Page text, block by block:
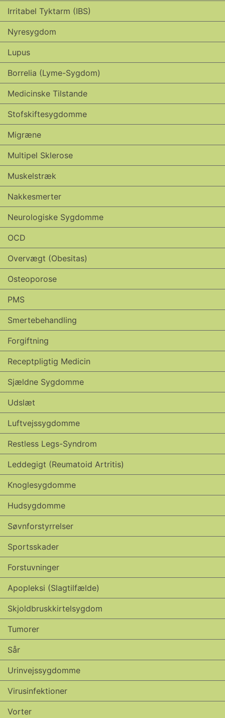
Irritabel Tyktarm (IBS)
Nyresygdom
Lupus
Borrelia (Lyme-Sygdom)
Medicinske Tilstande
Stofskiftesygdomme
Migræne
Multipel Sklerose
Muskelstræk
Nakkesmerter
Neurologiske Sygdomme
OCD
Overvægt (obesitas)
Osteoporose
PMS
Smertebehandling
Forgiftning
Receptpligtig Medicin
Sjældne Sygdomme
Udslæt
Luftvejssygdomme
Restless Legs-Syndrom
Leddegigt (reumatoid Artritis)
Knoglesygdomme
Hudsygdomme
Søvnforstyrrelser
Sports­skader
Forstuvninger
Apopleksi (slagtilfælde)
Skjoldbruskkirtelsygdom
Tumorer
Sår
Urinvejssygdomme
Virusinfektioner
Vorter